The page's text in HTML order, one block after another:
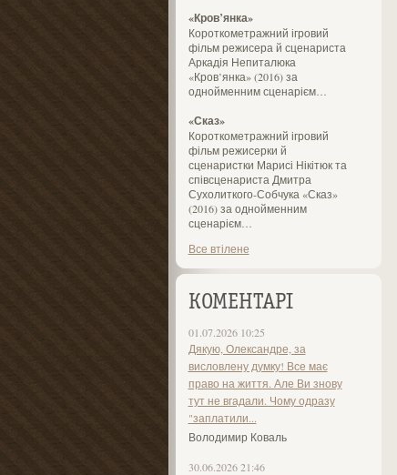
«Кров’янка»
Короткометражний ігровий
фільм режисера й сценариста
Аркадія Непиталюка
«Кров’янка» (2016) за
однойменним сценарієм…
«Сказ»
Короткометражний ігровий
фільм режисерки й
сценаристки Марисі Нікітюк та
співсценариста Дмитра
Сухолиткого-Собчука «Сказ»
(2016) за однойменним
сценарієм…
Все втілене
КОМЕНТАРІ
01.07.2026 10:25
Дякую, Олександре, за
висловлену думку! Все має
право на життя. Але Ви знову
тут не вгадали. Чому одразу
"заплатили...
Володимир Коваль
30.06.2026 21:46